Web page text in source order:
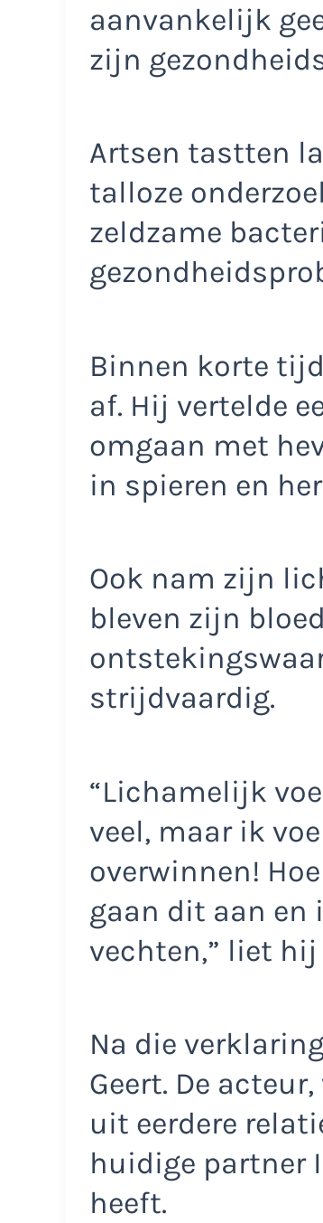
aanvankelijk
zijn
Artsen tastten
talloze
zeldzame
Binnen korte
af. Hij vertelde
omgaan met
in spieren en
Ook nam zijn
bleven zijn
strijdvaardig.
“Lichamelijk
veel, maar ik
overwinnen!
gaan dit aan en
vechten,” liet
Na die
Geert. De
uit eerdere
huidige partner
heeft.